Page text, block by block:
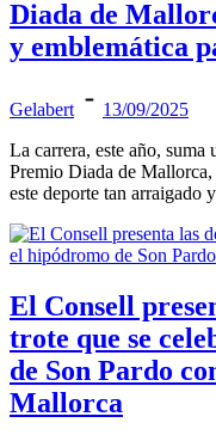
Diada de
y emblemática
Gelabert
13/09/2025
La carrera, este año, suma
Premio Diada de
este deporte tan arraigado
El Consell
trote que se
de Son Pardo
Mallorca